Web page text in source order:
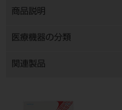
商品説明
医療機器の分類
関連製品